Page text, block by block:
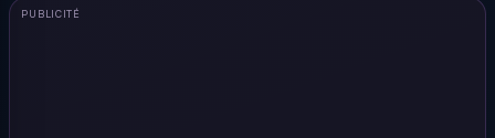
PUBLICITÉ